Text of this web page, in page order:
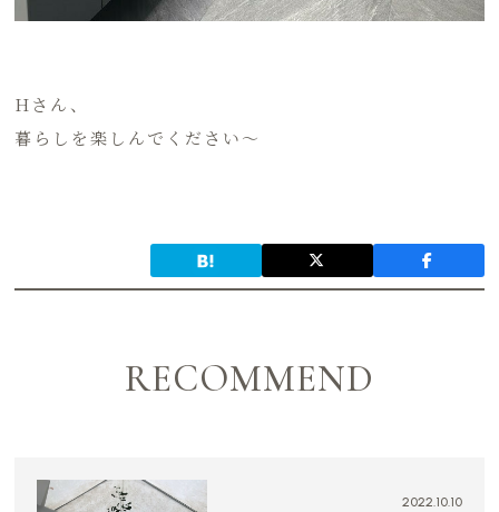
Hさん、
暮らしを楽しんでください～
RECOMMEND
2022.10.10